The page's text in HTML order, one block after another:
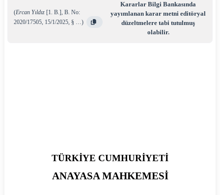
(Ercan Yıldız [1. B.], B. No:
2020/17505, 15/1/2025, § …)
Kararlar Bilgi Bankasında
yayımlanan karar metni editöryal
düzeltmelere tabi tutulmuş
olabilir.